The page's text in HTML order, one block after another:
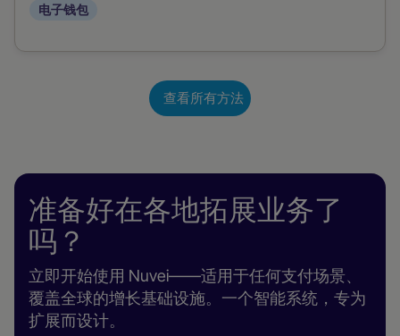
方
电子钱包
查看所有方法
准备好在各地拓展业务了
吗？
立即开始使用 Nuvei——适用于任何支付场景、
覆盖全球的增长基础设施。一个智能系统，专为
扩展而设计。